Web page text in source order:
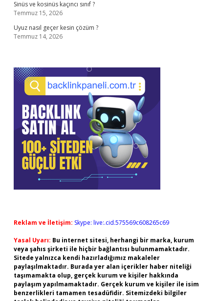
Sinüs ve kosinüs kaçıncı sınıf ?
Temmuz 15, 2026
Uyuz nasıl geçer kesin çözüm ?
Temmuz 14, 2026
Reklam ve İletişim: Skype: live:.cid.575569c608265c69
Yasal Uyarı: Bu internet sitesi, herhangi bir marka, kurum
veya şahıs şirketi ile hiçbir bağlantısı bulunmamaktadır.
Sitede yalnızca kendi hazırladığımız makaleler
paylaşılmaktadır. Burada yer alan içerikler haber niteliği
taşımamakta olup, gerçek kurum ve kişiler hakkında
paylaşım yapılmamaktadır. Gerçek kurum ve kişiler ile isim
benzerlikleri tamamen tesadüfidir. Sitemizdeki bilgiler